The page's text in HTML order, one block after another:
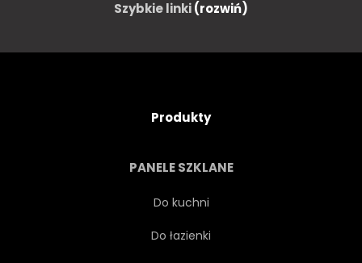
NIEBO PODRÓŻ
HORYZONT
Szybkie linki(rozwiń)
Produkty
PANELE SZKLANE
Do kuchni
Do łazienki